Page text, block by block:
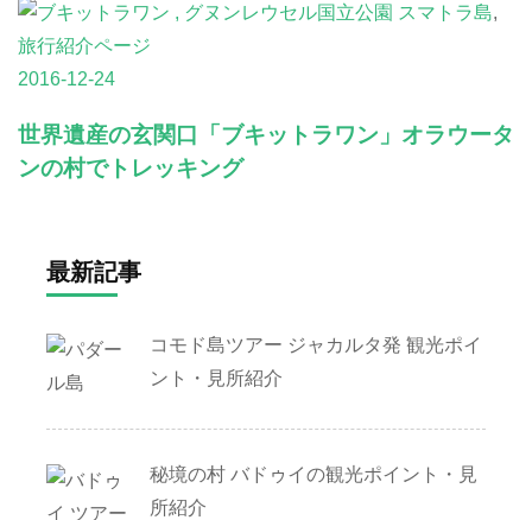
スマトラ島,
旅行紹介ページ
2016-12-24
世界遺産の玄関口「ブキットラワン」オラウータ
ンの村でトレッキング
最新記事
コモド島ツアー ジャカルタ発 観光ポイ
ント・見所紹介
秘境の村 バドゥイの観光ポイント・見
所紹介